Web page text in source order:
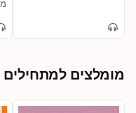
מומלצים למתחילים